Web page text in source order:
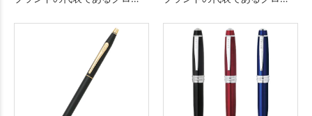
記念して発売された当時から
変わらぬシルエットのクラシ
ックセンチュリー。ボディの
直径は鉛筆と同じ約7.5mmで
ブランドのトレードマークで
ある円錐形のキャップトップ
「コニカルトップ」もこのモ
記念して発売された当時から
変わらぬシルエットのクラシ
ックセンチュリー。ボディの
直径は鉛筆と同じ約7.5mmで
ブランドのトレードマークで
「コニカルトップ」もこのモ